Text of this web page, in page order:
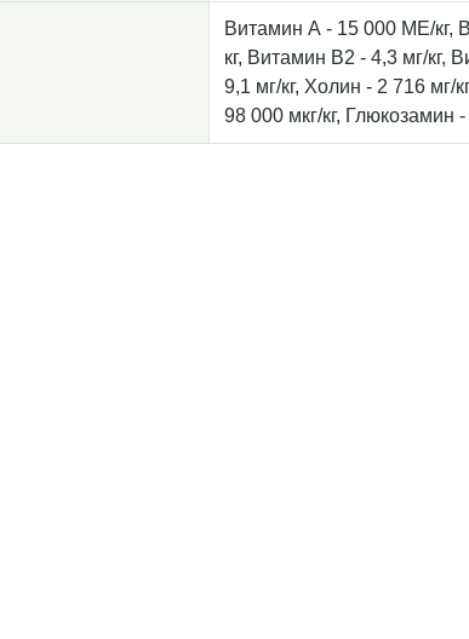
Витамин А - 15 000 МЕ/кг,
кг, Витамин В2 - 4,3 мг/кг,
9,1 мг/кг, Холин - 2 716 мг/
98 000 мкг/кг, Глюкозамин